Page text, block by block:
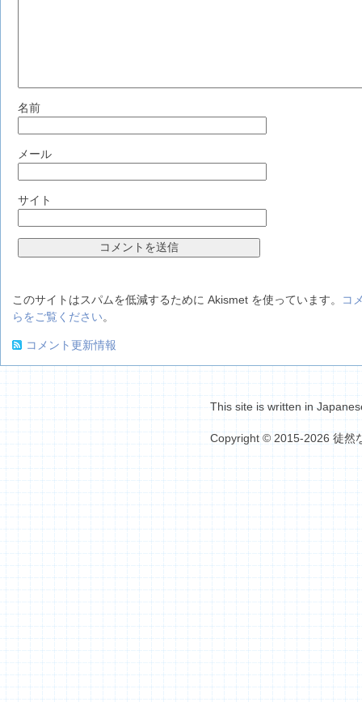
名前
メール
サイト
このサイトはスパムを低減するために Akismet を使っています。
コ
らをご覧ください。
コメント更新情報
This site is written in
Copyright © 2015-2026 徒然